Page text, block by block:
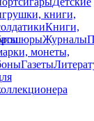
книги,
Книги,
Журналы
монеты,
Газеты